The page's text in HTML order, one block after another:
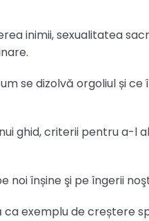
inimii, sexualitatea
se dizolvă orgoliul și
ghid, criterii pentru a-l
noi înșine şi pe îngerii
exemplu de creștere